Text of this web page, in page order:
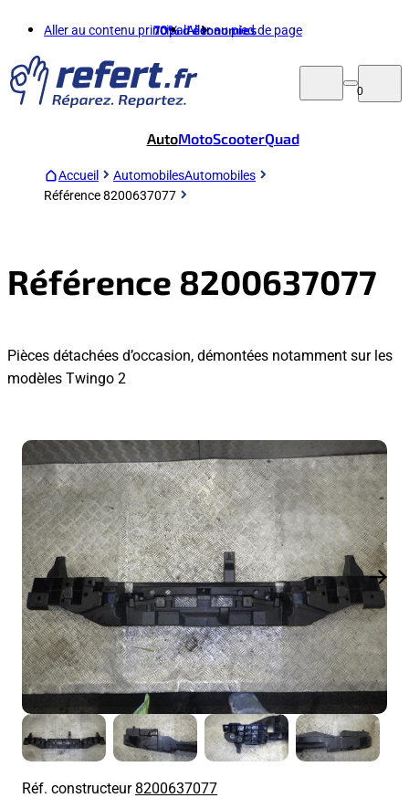
Aller au contenu principalAller au pied de page
70%d'économies
0
AutoMotoScooterQuad
Accueil AutomobilesAutomobiles
Référence 8200637077
Référence 8200637077
Pièces détachées d’occasion, démontées notamment sur les
modèles Twingo 2
Réf. constructeur8200637077